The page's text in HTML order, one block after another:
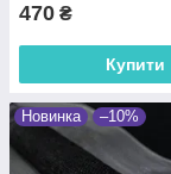
470 ₴
Купити
Новинка –10%